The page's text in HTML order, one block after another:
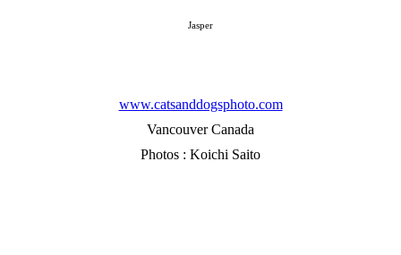
Jasper
www.catsanddogsphoto.com
Vancouver Canada
Photos : Koichi Saito